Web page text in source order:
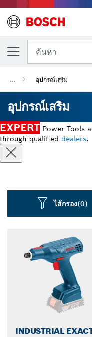
ค้นหา
... อุปกรณ์เสริม
อุปกรณ์เสริม
EXPERT Power Tools
through qualified dealers.
ไส้กรอง(0)
INDUSTRIAL